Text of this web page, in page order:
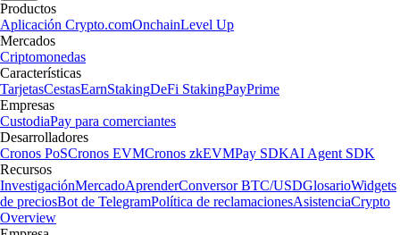
Productos
Aplicación Crypto.comOnchainLevel Up
Mercados
Criptomonedas
Características
TarjetasCestasEarnStakingDeFi StakingPayPrime
Empresas
CustodiaPay para comerciantes
Desarrolladores
Cronos PoSCronos EVMCronos zkEVMPay SDKAI Agent SDK
Recursos
InvestigaciónMercadoAprenderConversor BTC/USDGlosarioWidgets
de preciosBot de TelegramPolítica de reclamacionesAsistenciaCrypto
Overview